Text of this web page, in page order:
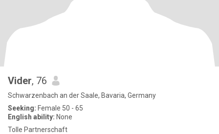
Vider, 76
Schwarzenbach an der Saale, Bavaria, Germany
Seeking: Female 50 - 65
English ability: None
Tolle Partnerschaft